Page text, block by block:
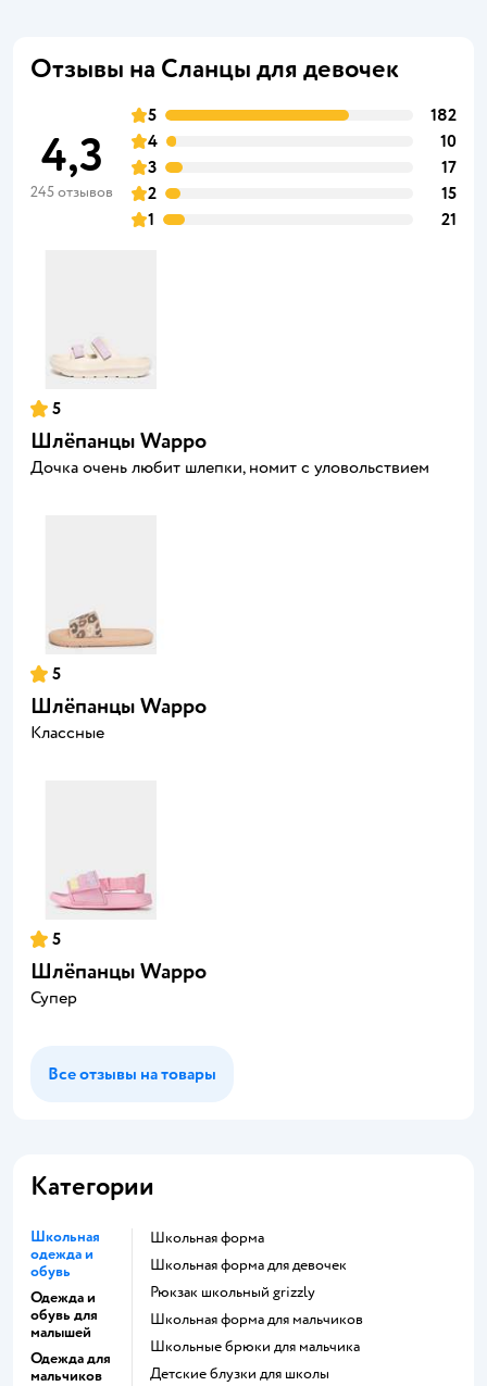
Отзывы на Сланцы для девочек
4,3
245 отзывов
5
182
4
10
3
17
2
15
1
21
5
Шлёпанцы Wappo
Дочка очень любит шлепки, номит с уловольствием
5
Шлёпанцы Wappo
Классные
5
Шлёпанцы Wappo
Супер
Все отзывы на товары
Категории
Школьная
одежда и
обувь
Одежда и
обувь для
малышей
Одежда для
мальчиков
Школьная форма
Школьная форма для девочек
Рюкзак школьный grizzly
Школьная форма для мальчиков
Школьные брюки для мальчика
Детские блузки для школы